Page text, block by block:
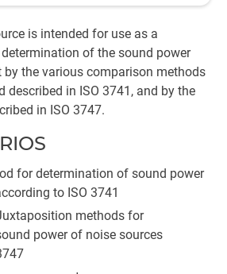
is intended for use as a
of the sound power
the various comparison methods
described in ISO 3741, and by the
in ISO 3747.
for determination of sound power
to ISO 3741
methods for
power of noise sources